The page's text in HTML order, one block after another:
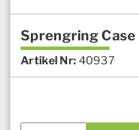
Sprengring Case
Artikel Nr: 40937